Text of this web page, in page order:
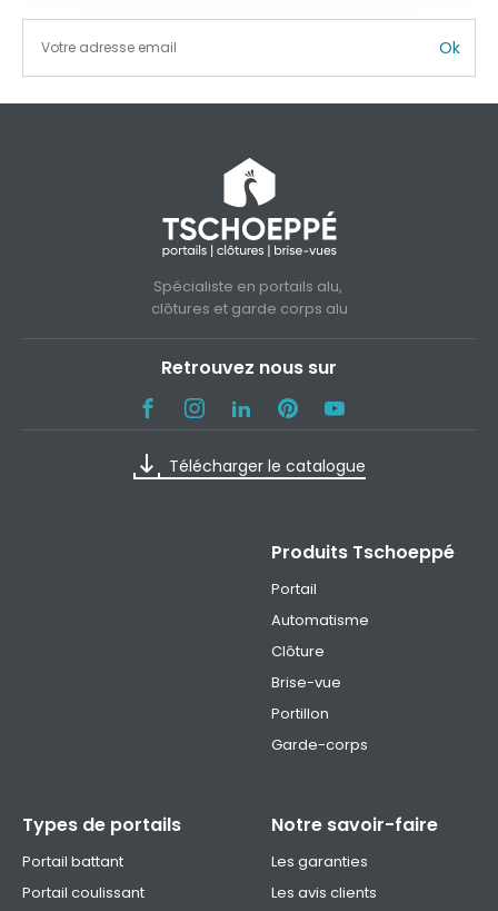
Ok
Spécialiste en portails alu,
clôtures et garde corps alu
Retrouvez nous sur
Télécharger le catalogue
Produits Tschoeppé
Portail
Automatisme
Clôture
Brise-vue
Portillon
Garde-corps
Types de portails
Portail battant
Portail coulissant
Notre savoir-faire
Les garanties
Les avis clients